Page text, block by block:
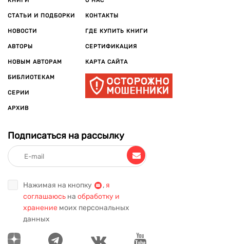
СТАТЬИ И ПОДБОРКИ
НОВОСТИ
АВТОРЫ
НОВЫМ АВТОРАМ
БИБЛИОТЕКАМ
СЕРИИ
АРХИВ
КОНТАКТЫ
ГДЕ КУПИТЬ КНИГИ
СЕРТИФИКАЦИЯ
КАРТА САЙТА
Подписаться на рассылку
Нажимая на кнопку , я
соглашаюсь на обработку и
хранение моих персональных
данных